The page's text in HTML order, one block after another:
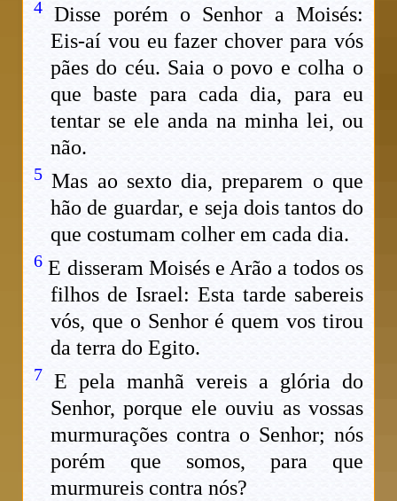
4
Disse porém o Senhor a Moisés:
Eis-aí vou eu fazer chover para vós
pães do céu. Saia o povo e colha o
que baste para cada dia, para eu
tentar se ele anda na minha lei, ou
não.
5 Mas ao sexto dia, preparem o que
hão de guardar, e seja dois tantos do
que costumam colher em cada dia.
6 E disseram Moisés e Arão a todos os
filhos de Israel: Esta tarde sabereis
vós, que o Senhor é quem vos tirou
da terra do Egito.
7 E pela manhã vereis a glória do
Senhor, porque ele ouviu as vossas
murmurações contra o Senhor; nós
porém que somos, para que
murmureis contra nós?